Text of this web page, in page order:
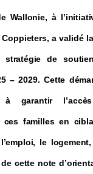
Wallonie, à
a validé
stratégie de
– 2029. Cette
à garantir
ces familles en
le
cette note